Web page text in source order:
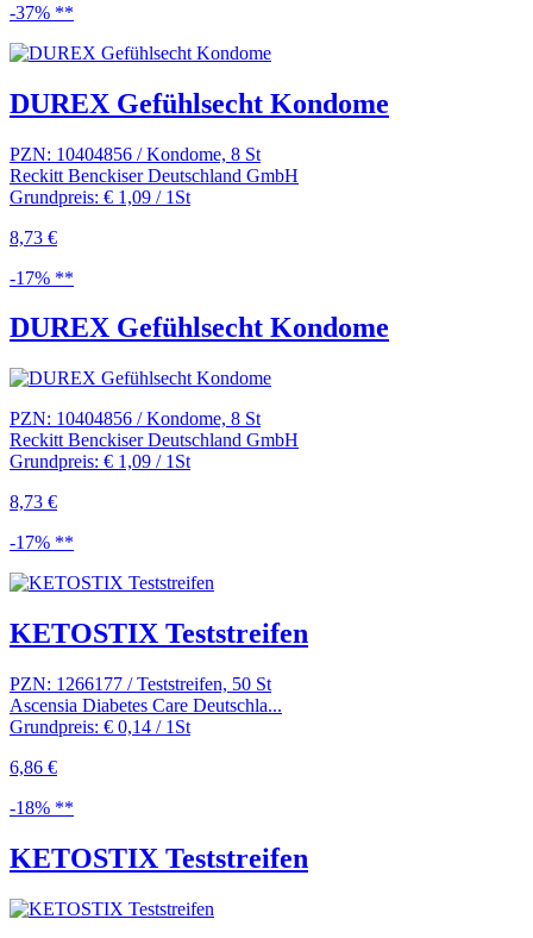
-37% **
DUREX Gefühlsecht Kondome
PZN: 10404856 / Kondome, 8 St
Reckitt Benckiser Deutschland GmbH
Grundpreis: € 1,09 / 1St
8,73 €
-17% **
DUREX Gefühlsecht Kondome
PZN: 10404856 / Kondome, 8 St
Reckitt Benckiser Deutschland GmbH
Grundpreis: € 1,09 / 1St
8,73 €
-17% **
KETOSTIX Teststreifen
PZN: 1266177 / Teststreifen, 50 St
Ascensia Diabetes Care Deutschla...
Grundpreis: € 0,14 / 1St
6,86 €
-18% **
KETOSTIX Teststreifen